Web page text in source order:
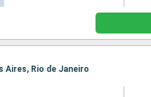
Aires, Rio de Janeiro